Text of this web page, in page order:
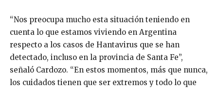
“Nos preocupa mucho esta situación teniendo en
cuenta lo que estamos viviendo en Argentina
respecto a los casos de Hantavirus que se han
detectado, incluso en la provincia de Santa Fe”,
señaló Cardozo. “En estos momentos, más que nunca,
los cuidados tienen que ser extremos y todo lo que